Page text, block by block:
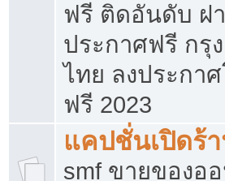
ฟรี ติดอันดับ ฝ
ประกาศฟรี กรุ
ไทย ลงประกา
ฟรี 2023
แคปชั่นเปิดร้
smf ขายของอ